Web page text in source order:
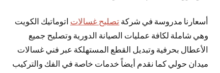
أسعارنا مدروسة في شركة تصليح غسالات اتوماتيك الكويت
وهي شاملة لكافة عمليات الصيانة الدورية وتصليح جميع
الأعطال بحرفية وتبديل القطع المستهلكة عبر فني غسالات
ميدان حولي كما نقدم أيضاً خدمات خاصة في الفك والتركيب